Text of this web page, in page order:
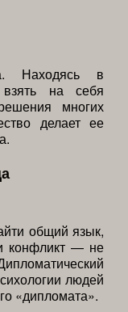
Находясь в
на себя
многих
делает ее
общий язык,
конфликт — не
людей
«дипломата».